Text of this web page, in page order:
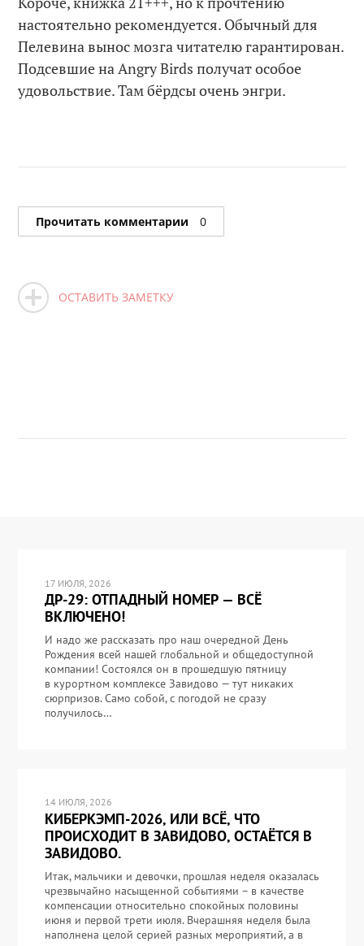
настоятельно рекомендуется. Обычный для
Пелевина вынос мозга читателю гарантирован.
Подсевшие на Angry Birds получат особое
удовольствие. Там бёрдсы очень энгри.
Прочитать комментарии 0
ОСТАВИТЬ ЗАМЕТКУ
17 ИЮЛЯ, 2026
ДР-29: ОТПАДНЫЙ НОМЕР — ВСЁ
ВКЛЮЧЕНО!
И надо же рассказать про наш очередной День
Рождения всей нашей глобальной и общедоступной
компании! Состоялся он в прошедшую пятницу
в курортном комплексе Завидово — тут никаких
сюрпризов. Само собой, с погодой не сразу
получилось…
14 ИЮЛЯ, 2026
КИБЕРКЭМП-2026, ИЛИ ВСЁ, ЧТО
ПРОИСХОДИТ В ЗАВИДОВО, ОСТАЁТСЯ В
ЗАВИДОВО.
Итак, мальчики и девочки, прошлая неделя оказалась
чрезвычайно насыщенной событиями – в качестве
компенсации относительно спокойных половины
июня и первой трети июля. Вчерашняя неделя была
наполнена целой серией разных мероприятий, а в